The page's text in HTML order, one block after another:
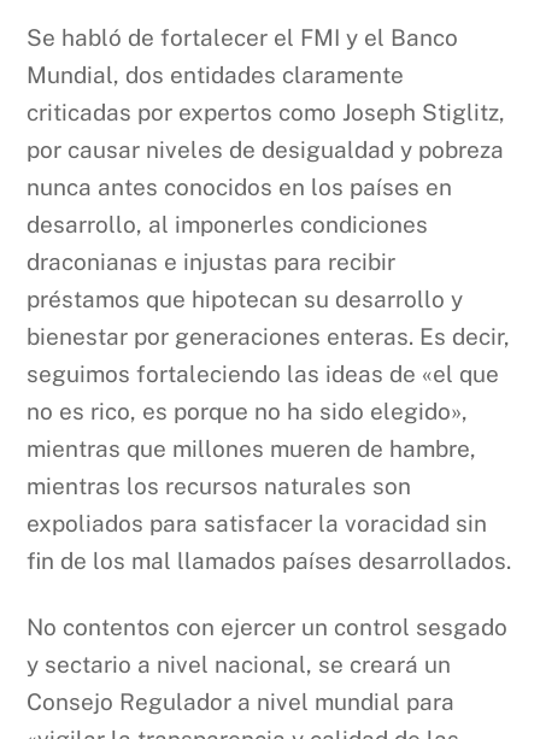
Se habló de fortalecer el FMI y el Banco
Mundial, dos entidades claramente
criticadas por expertos como Joseph Stiglitz,
por causar niveles de desigualdad y pobreza
nunca antes conocidos en los países en
desarrollo, al imponerles condiciones
draconianas e injustas para recibir
préstamos que hipotecan su desarrollo y
bienestar por generaciones enteras. Es decir,
seguimos fortaleciendo las ideas de «el que
no es rico, es porque no ha sido elegido»,
mientras que millones mueren de hambre,
mientras los recursos naturales son
expoliados para satisfacer la voracidad sin
fin de los mal llamados países desarrollados.
No contentos con ejercer un control sesgado
y sectario a nivel nacional, se creará un
Consejo Regulador a nivel mundial para